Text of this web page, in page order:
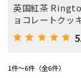
全ての紅茶
定番ティーバ
Biscuit
定番ビスケット
英国紅茶
ョコレートクッ
1件～6件（全6件）